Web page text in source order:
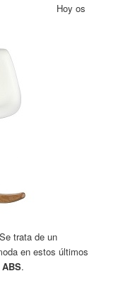
Hoy os
trata de un
en estos últimos
.